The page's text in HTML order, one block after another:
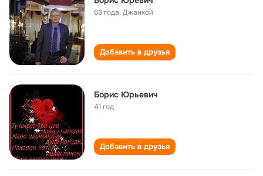
63 года,Джанкой
Добавить в друзья
Борис Юрьевич
41 год
Добавить в друзья